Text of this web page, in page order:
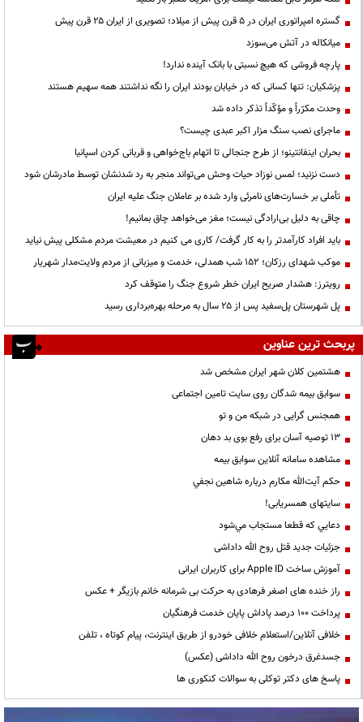
گستره امپراتوری ایران در ۵ قرن پیش از میلاد؛ تصویری از ایران ۲۵ قرن پیش
میانکاله در آتش می‌سوزد
پارچه فروشی که هیچ نسبتی با بانک آینده ندارد!
پزشکیان: تنها کسانی که در خیابان بودند ایران را نگه نداشتند همه سهیم هستند
وحدت مکرّراً و مؤکّداً تذکر داده شد
ماجرای نصب سنگ مزار اکبر عبدی چیست؟
بحران اینفانتینو؛ از طرح جنجالی تا اتهام باج‌خواهی و قربانی کردن اسپانیا
دست نزنید؛ لمس نوزاد حیات وحش می‌تواند منجر به رد شدنشان توسط مادرشان شود
تأملی بر خسارت‌های نامرئی وارد شده بر عاملان جنگ علیه ایران
چاقی به دلیل بی‌ارادگی نیست؛ مغز می‌خواهد چاق بمانیم!
باید افراد کارآمدتر را به کار گرفت/ کاری می کنیم در معیشت مردم مشکلی پیش نیاید
موکب شهدای رزکان؛ ۱۵۲ شب همدلی، خدمت و میزبانی از مردم ولایت‌مدار شهریار
رویترز: هشدار صریح ایران خطر شروع جنگ را متوقف کرد
پل شهرستان پل‌سفید پس از ۲۵ سال به مرحله بهره‌برداری رسید
پربحث ترین عناوین
هشتمین کلان شهر ایران مشخص شد
سوابق بیمه شدگان روی سایت تامین اجتماعی
همجنس گرایی در شبکه من و تو
13 توصیه آسان برای رفع بوی بد دهان
مشاهده سامانه آنلاين سوابق بیمه
حكم آيت‌الله مكارم درباره شاهين نجفي
سایتهای همسریابی!
دعايي كه قطعا مستجاب مي‌شود
جزئیات جدید قتل روح الله داداشی
آموزش ساخت Apple ID برای کاربران ایرانی
راز خنده های اصغر فرهادی به حرکت بی شرمانه خانم بازیگر + عکس
پرداخت ۱۰۰ درصد پاداش پایان خدمت فرهنگیان
خلافی آنلاین/استعلام خلافی خودرو از طریق اینترنت، پیام کوتاه ، تلفن
جسدغرق درخون روح الله داداشی (عکس)
پاسخ های دکتر توکلی به سوالات کنکوری ها